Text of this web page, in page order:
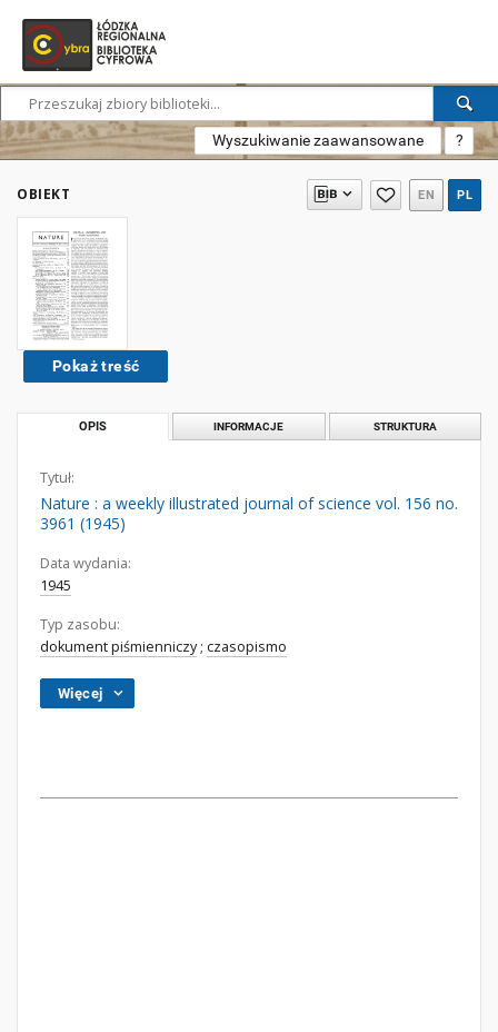
Wyszukiwanie zaawansowane ?
OBIEKT EN PL
Pokaż treść
OPIS INFORMACJE STRUKTURA
Tytuł:
Nature : a weekly illustrated journal of science vol. 156 no.
3961 (1945)
Data wydania:
1945
Typ zasobu:
dokument piśmienniczy; czasopismo
Więcej